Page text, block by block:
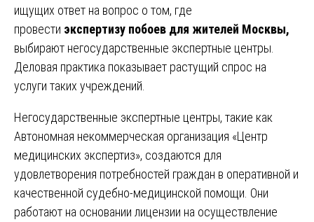
ищущих ответ на вопрос о том, где
провести экспертизу побоев для жителей Москвы,
выбирают негосударственные экспертные центры.
Деловая практика показывает растущий спрос на
услуги таких учреждений.
Негосударственные экспертные центры, такие как
Автономная некоммерческая организация «Центр
медицинских экспертиз», создаются для
удовлетворения потребностей граждан в оперативной и
качественной судебно-медицинской помощи. Они
работают на основании лицензии на осуществление